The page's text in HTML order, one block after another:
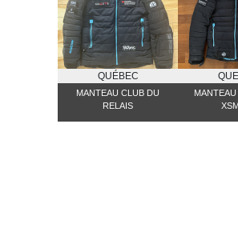
QUÉBEC
MANTEAU CLUB DU
RELAIS